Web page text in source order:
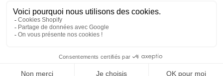
Couteaux
Textile
Cartes Cadeaux
Last Chance
CONFIDENTIALITÉ CGV MENTIONS LÉGALES
2026 PORTUGAL, € EUR